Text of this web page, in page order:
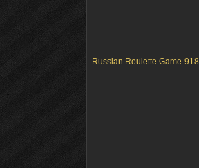
Russian Roulette Game-